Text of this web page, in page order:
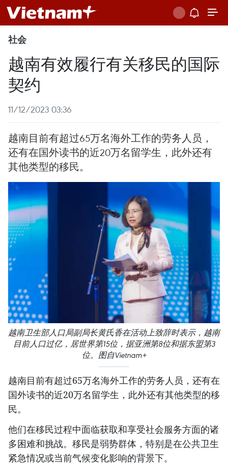
社会
越南有效履行有关移民的国际
契约
11/12/2023 03:36
越南目前有超过65万名海外工作的劳务人员，
还有在国外读书的近20万名留学生，此外还有
其他类型的移民。
越南卫生部人口局副局长黄氏香在活动上致辞时表示，越南
目前人口过亿，居世界第15位，据亚洲第8位和据东盟第3
位。图自Vietnam+
越南目前有超过65万名海外工作的劳务人员，还有在
国外读书的近20万名留学生，此外还有其他类型的移
民。
他们在移民过程中面临获取和享受社会服务方面的诸
多困难和挑战。移民是弱势群体，特别是在公共卫生
紧急情况或当前气候变化影响的背景下。